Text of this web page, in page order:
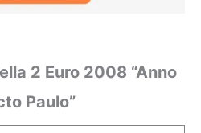
2 Euro 2008 “Anno
Paulo”